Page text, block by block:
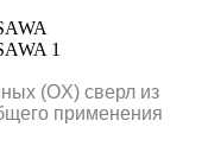
(OX) сверл из
применения